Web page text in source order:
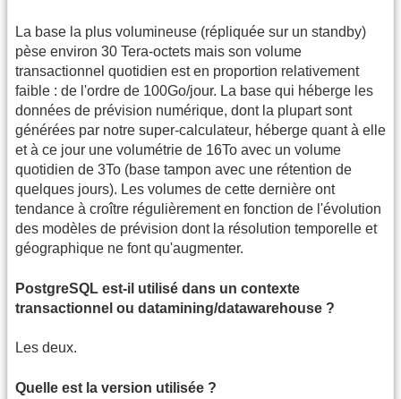
La base la plus volumineuse (répliquée sur un standby)
pèse environ 30 Tera-octets mais son volume
transactionnel quotidien est en proportion relativement
faible : de l'ordre de 100Go/jour. La base qui héberge les
données de prévision numérique, dont la plupart sont
générées par notre super-calculateur, héberge quant à elle
et à ce jour une volumétrie de 16To avec un volume
quotidien de 3To (base tampon avec une rétention de
quelques jours). Les volumes de cette dernière ont
tendance à croître régulièrement en fonction de l'évolution
des modèles de prévision dont la résolution temporelle et
géographique ne font qu'augmenter.
PostgreSQL est-il utilisé dans un contexte
transactionnel ou datamining/datawarehouse ?
Les deux.
Quelle est la version utilisée ?